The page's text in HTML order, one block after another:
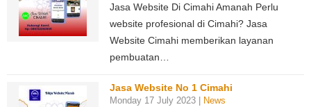
Jasa Website Di Cimahi Amanah Perlu
website profesional di Cimahi? Jasa
Website Cimahi memberikan layanan
pembuatan…
Jasa Website No 1 Cimahi
Monday 17 July 2023 | News